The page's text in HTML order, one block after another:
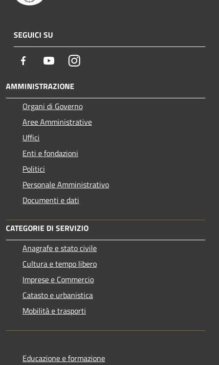
SEGUICI SU
Facebook YoutubeInstagram
AMMINISTRAZIONE
Organi di Governo
Aree Amministrative
Uffici
Enti e fondazioni
Politici
Personale Amministrativo
Documenti e dati
CATEGORIE DI SERVIZIO
Anagrafe e stato civile
Cultura e tempo libero
Imprese e Commercio
Catasto e urbanistica
Mobilità e trasporti
Educazione e formazione